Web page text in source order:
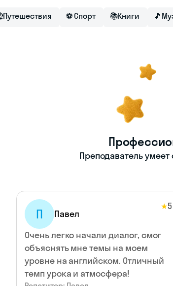
Путешествия ⚽ Спорт 📚Книги 🎵
Преподаватель умеет
П Павел
★5
Очень легко начали диалог, смог
объяснять мне темы на моем
уровне на английском. Отличный
темп урока и атмосфера!